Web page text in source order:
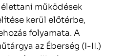
működések
kerül előtérbe,
folyamata. A
az Éberség (I-II.)